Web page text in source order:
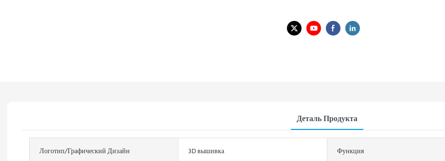
Деталь Продукта
Логотип/графический Дизайн 3D вышивка Функция